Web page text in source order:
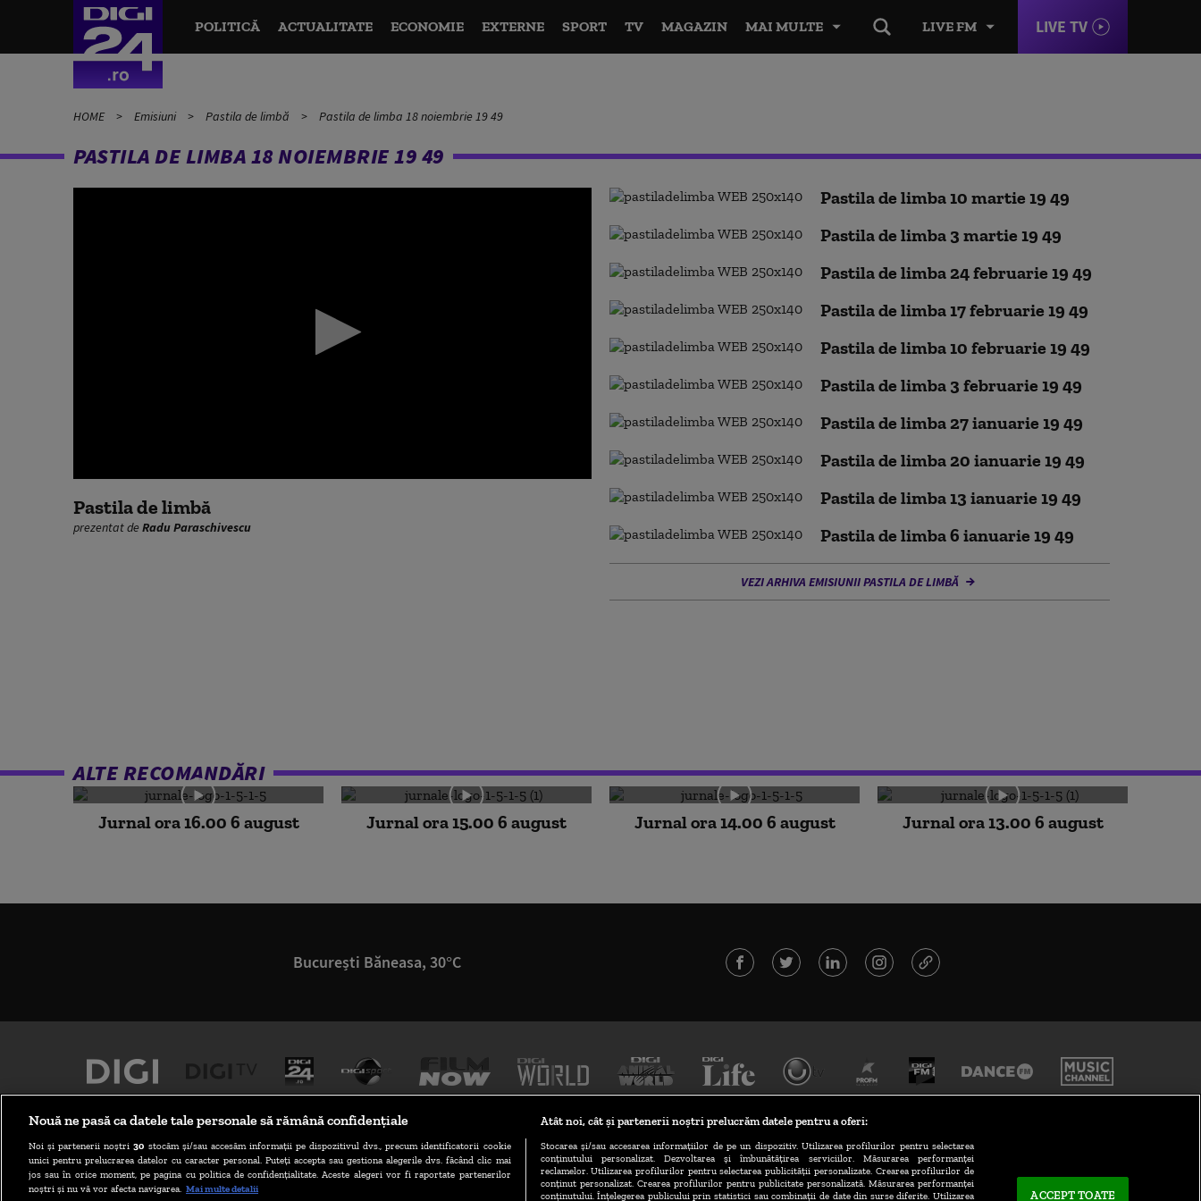
LIVE FM LIVE TV
POLITICĂ ACTUALITATE ECONOMIE EXTERNE SPORT TV MAGAZIN MAI MULTE
HOME Emisiuni Pastila de limbă Pastila de limba 18 noiembrie 19 49
PASTILA DE LIMBA 18 NOIEMBRIE 19 49
seconds
of
0
Pastila de limbă
prezentat deRadu Paraschivescu
Pastila de limba 10 martie 19 49
Pastila de limba 3 martie 19 49
Pastila de limba 24 februarie 19 49
Pastila de limba 17 februarie 19 49
Pastila de limba 10 februarie 19 49
Pastila de limba 3 februarie 19 49
Pastila de limba 27 ianuarie 19 49
Pastila de limba 20 ianuarie 19 49
Pastila de limba 13 ianuarie 19 49
Pastila de limba 6 ianuarie 19 49
VEZI ARHIVA EMISIUNII PASTILA DE LIMBĂ
ALTE RECOMANDĂRI
Jurnal ora 16.00 6 august Jurnal ora 15.00 6 august Jurnal ora 14.00 6 august Jurnal ora 13.00 6 august
București Băneasa, 30°C
TERMENI ȘI CONDIȚII POLITICA DE CONFIDENȚIALITATE
Nouă ne pasă ca datele tale personale să rămână confidențiale
Noi și partenerii noștri30 stocăm și/sau accesăm informații pe dispozitivul dvs., precum identificatorii cookie
unici pentru prelucrarea datelor cu caracter personal. Puteți accepta sau gestiona alegerile dvs. făcând clic mai
jos sau în orice moment, pe pagina cu politica de confidențialitate. Aceste alegeri vor fi raportate partenerilor
noștri și nu vă vor afecta navigarea. Mai multe detalii
Atât noi, cât și partenerii noștri prelucrăm datele pentru a oferi:
Stocarea și/sau accesarea informațiilor de pe un dispozitiv. Utilizarea profilurilor pentru selectarea
conținutului personalizat. Dezvoltarea și îmbunătățirea serviciilor. Măsurarea performanței
reclamelor. Utilizarea profilurilor pentru selectarea publicității personalizate. Crearea profilurilor de
conținut personalizat. Crearea profilurilor pentru publicitate personalizată. Măsurarea performanței
conținutului. Înțelegerea publicului prin statistici sau combinații de date din surse diferite. Utilizarea
ACCEPT TOATE